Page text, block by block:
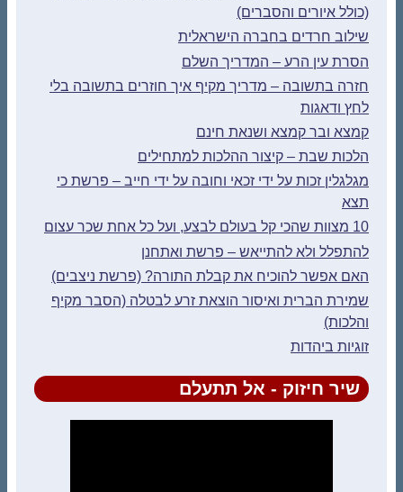
(כולל איורים והסברים)
שילוב חרדים בחברה הישראלית
הסרת עין הרע – המדריך השלם
חזרה בתשובה – מדריך מקיף איך חוזרים בתשובה בלי
לחץ ודאגות
קמצא ובר קמצא ושנאת חינם
הלכות שבת – קיצור ההלכות למתחילים
מגלגלין זכות על ידי זכאי וחובה על ידי חייב – פרשת כי
תצא
10 מצוות שהכי קל בעולם לבצע, ועל כל אחת שכר עצום
להתפלל ולא להתייאש – פרשת ואתחנן
האם אפשר להוכיח את קבלת התורה? (פרשת ניצבים)
שמירת הברית ואיסור הוצאת זרע לבטלה (הסבר מקיף
והלכות)
זוגיות ביהדות
שיר חיזוק - אל תתעלם